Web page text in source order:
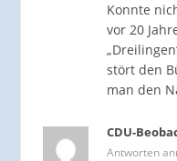
Konnte
vor 20
stört den
man den
CDU-
Antworten